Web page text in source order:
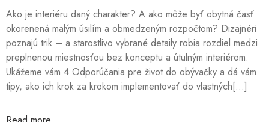
Ako je interiéru daný charakter? A ako môže byť obytná časť
okorenená malým úsilím a obmedzeným rozpočtom? Dizajnéri
poznajú trik – a starostlivo vybrané detaily robia rozdiel medzi
preplnenou miestnosťou bez konceptu a útulným interiérom.
Ukážeme vám 4 Odporúčania pre život do obývačky a dá vám
tipy, ako ich krok za krokom implementovať do vlastných[...]